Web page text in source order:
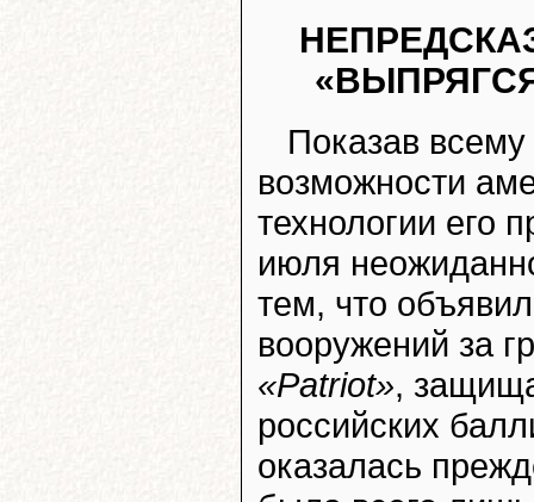
Показав
возможности
технологии его
июля
тем, что
вооружений за
«Patriot»,
российских
оказалась